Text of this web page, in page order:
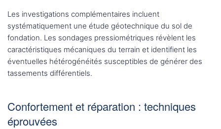
Les investigations complémentaires incluent
systématiquement une étude géotechnique du sol de
fondation. Les sondages pressiométriques révèlent les
caractéristiques mécaniques du terrain et identifient les
éventuelles hétérogénéités susceptibles de générer des
tassements différentiels.
Confortement et réparation : techniques
éprouvées